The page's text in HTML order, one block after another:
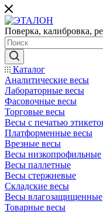
Поверка, калибровка,
Каталог
Аналитические весы
Лабораторные весы
Фасовочные весы
Торговые весы
Весы с печатью
Платформенные весы
Врезные весы
Весы низкопрофильные
Весы паллетные
Весы стержневые
Складские весы
Весы влагозащищенные
Товарные весы